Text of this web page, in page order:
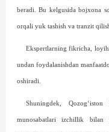
beradi. Bu kelgusida bojxona
orqali yuk tashish va tranzit
Ekspertlarning fikricha,
undan foydalanishdan
oshiradi.
Shuningdek,
munosabatlari izchillik bilan